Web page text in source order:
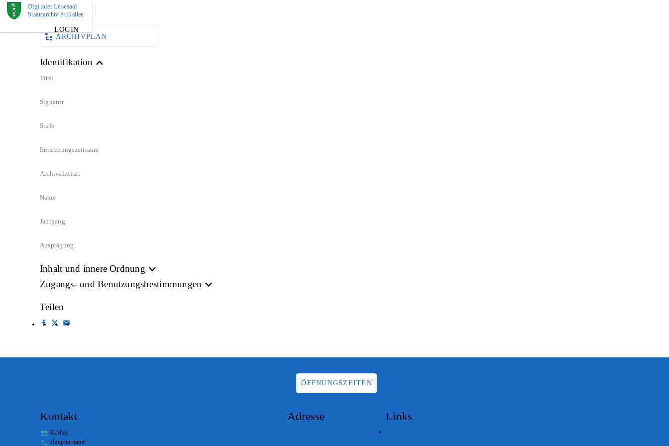
Digitaler Lesesaal
Staatsarchiv St.Gallen
LOGIN
DOKUMENT
ARCHIVPLAN
Identifikation
Titel
Signatur
Stufe
Entstehungszeitraum
Archivalienart
Name
Jahrgang
Ausprägung
Inhalt und innere Ordnung
Zugangs- und Benutzungsbestimmungen
Teilen
ÖFFNUNGSZEITEN
Kontakt
E-Mail
Hauptnummer
Adresse Links